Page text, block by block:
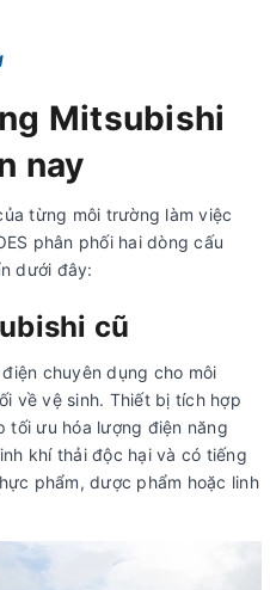
Mitsubishi
nay
từng môi trường làm việc
phân phối hai dòng cấu
dưới đây:
cũ
chuyên dụng cho môi
về vệ sinh. Thiết bị tích hợp
tối ưu hóa lượng điện năng
khí thải độc hại và có tiếng
phẩm, dược phẩm hoặc linh